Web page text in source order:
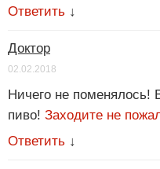
Ответить ↓
Доктор
02.02.2018
Ничего не поменялось!
пиво! Заходите не
Ответить ↓